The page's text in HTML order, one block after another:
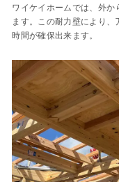
ワイケイホームでは、外
ます。この耐力壁により
時間が確保出来ます。